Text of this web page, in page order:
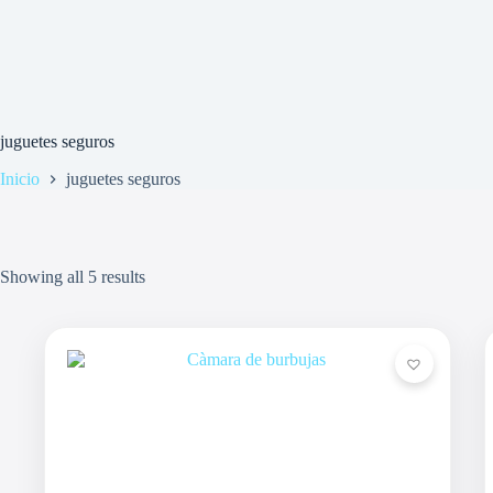
juguetes seguros
Inicio juguetes seguros
Showing all 5 results